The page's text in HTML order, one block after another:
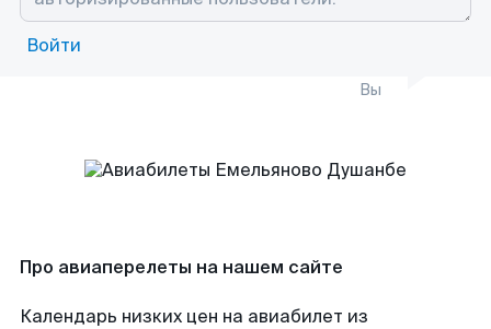
Войти
Вы
Про авиаперелеты на нашем сайте
Календарь низких цен на авиабилет из